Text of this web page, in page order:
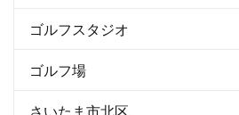
ゴルフスタジオ
ゴルフ場